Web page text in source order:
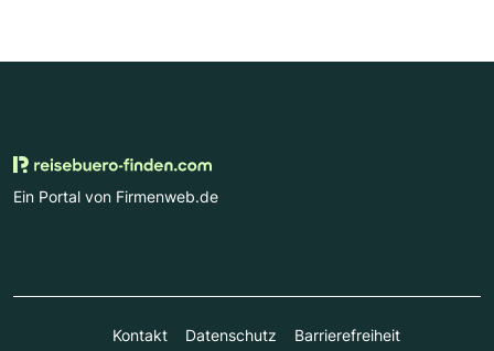
Ein Portal von Firmenweb.de
Kontakt Datenschutz Barrierefreiheit